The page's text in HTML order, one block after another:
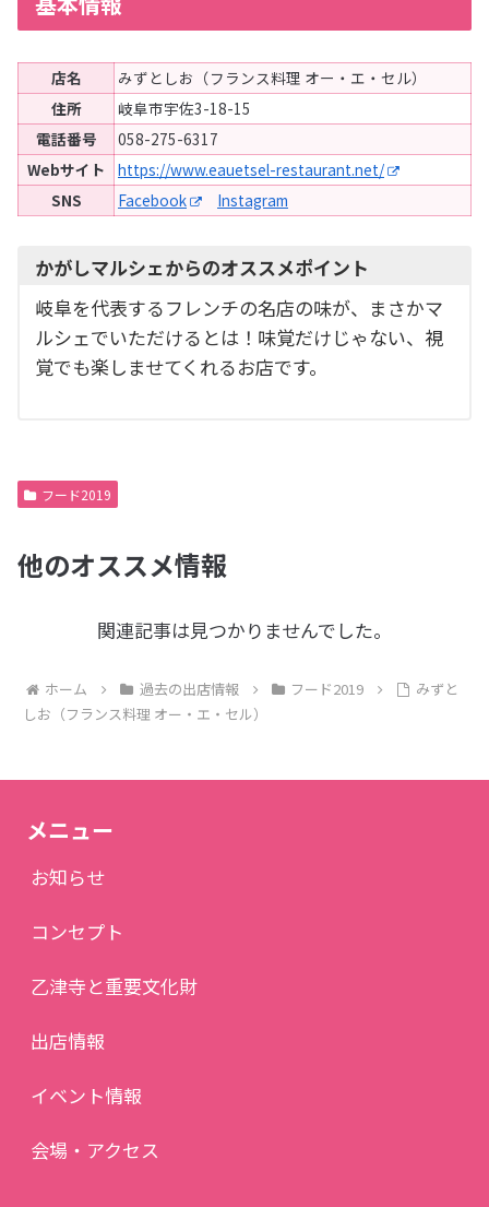
店名
みずとしお（フランス料理 オー・エ・セル）
住所
岐阜市宇佐3-18-15
電話番号
058-275-6317
Webサイト
https://www.eauetsel-restaurant.net/
SNS
Facebook Instagram
かがしマルシェからのオススメポイント
岐阜を代表するフレンチの名店の味が、まさかマ
ルシェでいただけるとは！味覚だけじゃない、視
覚でも楽しませてくれるお店です。
フード2019
他のオススメ情報
関連記事は見つかりませんでした。
ホーム 過去の出店情報 フード2019
みずと
しお（フランス料理 オー・エ・セル）
メニュー
お知らせ
コンセプト
乙津寺と重要文化財
出店情報
イベント情報
会場・アクセス